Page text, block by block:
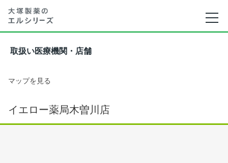
取扱い医療機関・店舗
マップを見る
イエロー薬局木曽川店